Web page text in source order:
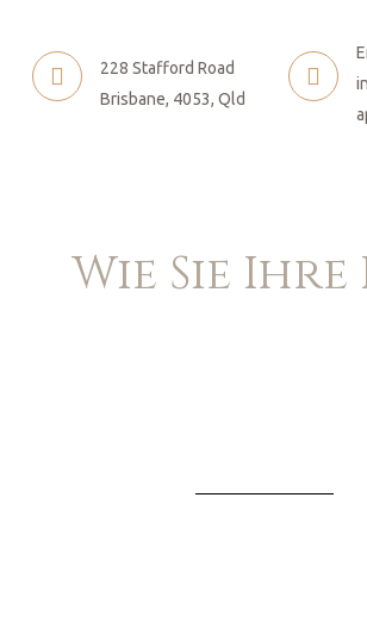
228 Stafford Road
Brisbane, 4053, Qld
Wie Sie